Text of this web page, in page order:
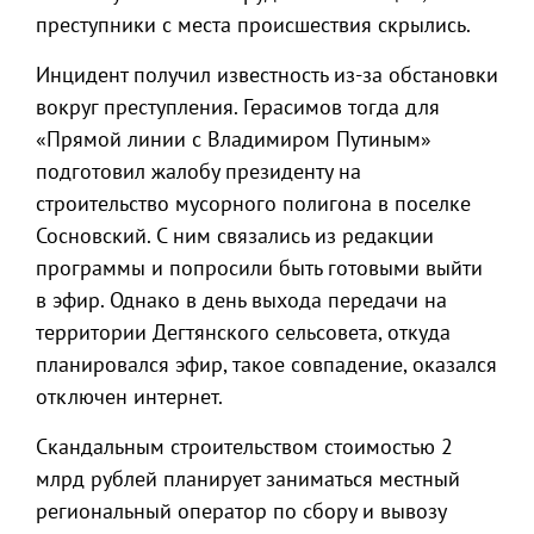
преступники с места происшествия скрылись.
Инцидент получил известность из-за обстановки
вокруг преступления. Герасимов тогда для
«Прямой линии с Владимиром Путиным»
подготовил жалобу президенту на
строительство мусорного полигона в поселке
Сосновский. С ним связались из редакции
программы и попросили быть готовыми выйти
в эфир. Однако в день выхода передачи на
территории Дегтянского сельсовета, откуда
планировался эфир, такое совпадение, оказался
отключен интернет.
Скандальным строительством стоимостью 2
млрд рублей планирует заниматься местный
региональный оператор по сбору и вывозу